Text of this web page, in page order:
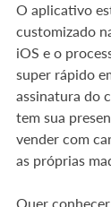
O aplicativo
customizado
iOS e o
super rápido
assinatura do
tem sua
vender com
as próprias
Quer